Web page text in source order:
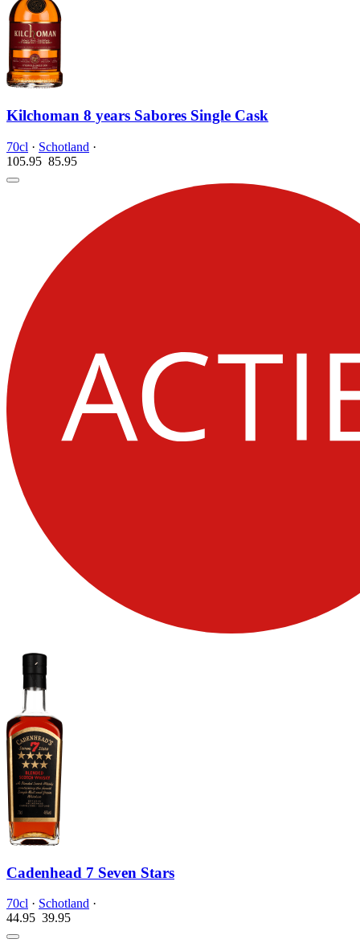
Kilchoman 8 years Sabores Single Cask
70cl · Schotland ·
105.95 85.95
Cadenhead 7 Seven Stars
70cl · Schotland ·
44.95 39.95